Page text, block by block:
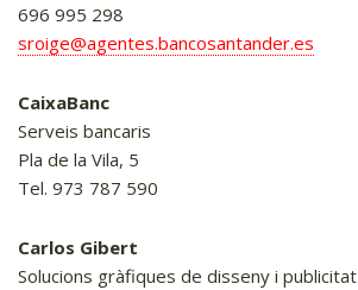
696 995 298
sroige@agentes.bancosantander.es
CaixaBanc
Serveis bancaris
Pla de la Vila, 5
Tel. 973 787 590
Carlos Gibert
Solucions gràfiques de disseny i publicitat